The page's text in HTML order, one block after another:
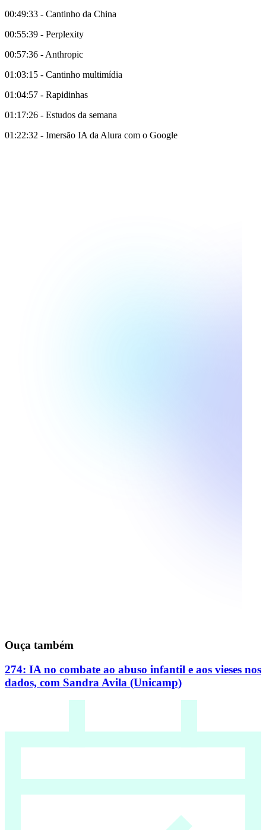
00:49:33 - Cantinho da China
00:55:39 - Perplexity
00:57:36 - Anthropic
01:03:15 - Cantinho multimídia
01:04:57 - Rapidinhas
01:17:26 - Estudos da semana
01:22:32 - Imersão IA da Alura com o Google
Ouça também
274: IA no combate ao abuso infantil e aos vieses nos
dados, com Sandra Avila (Unicamp)